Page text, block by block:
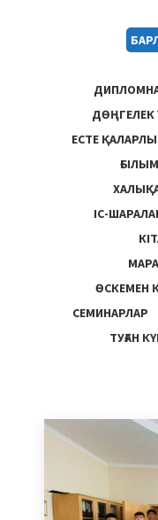
ДӨҢГЕЛЕК
ЕСТЕ
ІС-
ӨСКЕМЕН
СЕМИНАРЛАР
ТУҒАН